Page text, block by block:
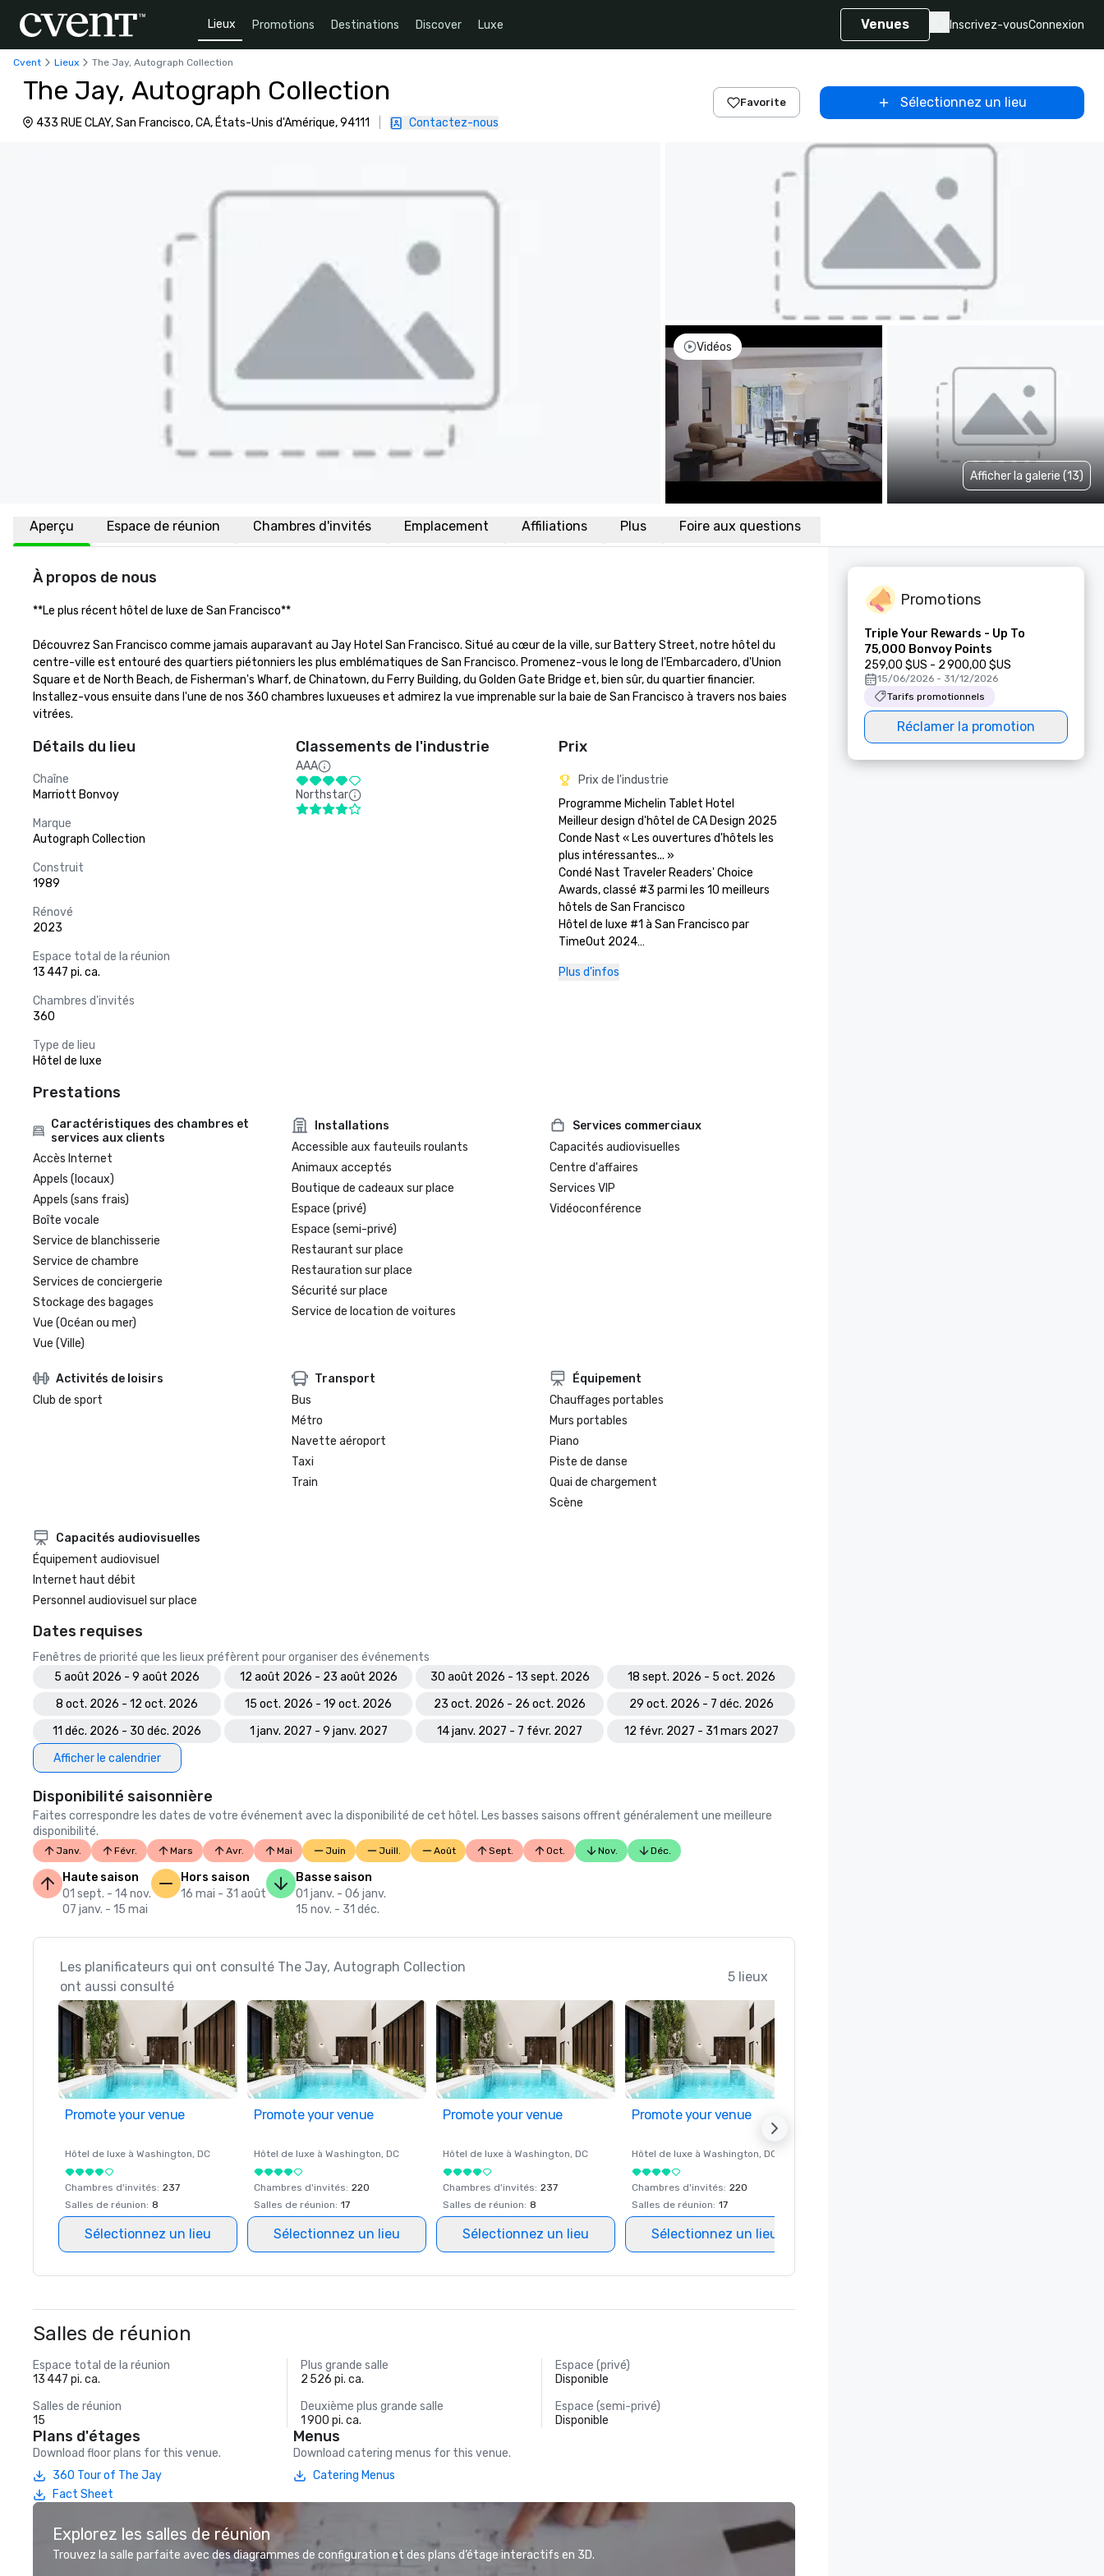
Lieux Promotions Destinations Discover Luxe Venues Inscrivez-vousConnexion
Cvent Lieux The Jay, Autograph Collection
The Jay, Autograph Collection
433 RUE CLAY, San Francisco, CA, États-Unis d'Amérique, 94111 Contactez-nous
Favorite Sélectionnez un lieu
Vidéos
Afficher la galerie (13)
Aperçu Espace de réunion Chambres d'invités Emplacement Affiliations Plus Foire aux questions
À propos de nous
**Le plus récent hôtel de luxe de San Francisco**
Découvrez San Francisco comme jamais auparavant au Jay Hotel San Francisco. Situé au cœur de la ville, sur Battery Street, notre hôtel du
centre-ville est entouré des quartiers piétonniers les plus emblématiques de San Francisco. Promenez-vous le long de l'Embarcadero, d'Union
Square et de North Beach, de Fisherman's Wharf, de Chinatown, du Ferry Building, du Golden Gate Bridge et, bien sûr, du quartier financier.
Installez-vous ensuite dans l'une de nos 360 chambres luxueuses et admirez la vue imprenable sur la baie de San Francisco à travers nos baies
vitrées.
Détails du lieu
Chaîne
Marriott Bonvoy
Marque
Autograph Collection
Construit
1989
Rénové
2023
Espace total de la réunion
13 447 pi. ca.
Chambres d'invités
360
Type de lieu
Hôtel de luxe
Classements de l'industrie
AAA
Northstar
Prix
Prix de l'industrie
Programme Michelin Tablet Hotel
Meilleur design d'hôtel de CA Design 2025
Conde Nast « Les ouvertures d'hôtels les
plus intéressantes... »
Condé Nast Traveler Readers' Choice
Awards, classé #3 parmi les 10 meilleurs
hôtels de San Francisco
Hôtel de luxe #1 à San Francisco par
TimeOut 2024
Plus d'infos
Prestations
Caractéristiques des chambres et
services aux clients
Accès Internet
Appels (locaux)
Appels (sans frais)
Boîte vocale
Service de blanchisserie
Service de chambre
Services de conciergerie
Stockage des bagages
Vue (Océan ou mer)
Vue (Ville)
Installations
Accessible aux fauteuils roulants
Animaux acceptés
Boutique de cadeaux sur place
Espace (privé)
Espace (semi-privé)
Restaurant sur place
Restauration sur place
Sécurité sur place
Service de location de voitures
Services commerciaux
Capacités audiovisuelles
Centre d'affaires
Services VIP
Vidéoconférence
Activités de loisirs
Club de sport
Transport
Bus
Métro
Navette aéroport
Taxi
Train
Équipement
Chauffages portables
Murs portables
Piano
Piste de danse
Quai de chargement
Scène
Capacités audiovisuelles
Équipement audiovisuel
Internet haut débit
Personnel audiovisuel sur place
Dates requises
Fenêtres de priorité que les lieux préfèrent pour organiser des événements
5 août 2026 - 9 août 2026
12 août 2026 - 23 août 2026 30 août 2026 - 13 sept. 2026
18 sept. 2026 - 5 oct. 2026
8 oct. 2026 - 12 oct. 2026
15 oct. 2026 - 19 oct. 2026 23 oct. 2026 - 26 oct. 2026
29 oct. 2026 - 7 déc. 2026
11 déc. 2026 - 30 déc. 2026
1 janv. 2027 - 9 janv. 2027 14 janv. 2027 - 7 févr. 2027
12 févr. 2027 - 31 mars 2027
Afficher le calendrier
Disponibilité saisonnière
Faites correspondre les dates de votre événement avec la disponibilité de cet hôtel. Les basses saisons offrent généralement une meilleure
disponibilité.
Janv. Févr. Mars Avr. Mai Juin Juill. Août Sept. Oct. Nov. Déc.
Haute saison
01 sept. - 14 nov.
07 janv. - 15 mai
Hors saison
16 mai - 31 août
Basse saison
01 janv. - 06 janv.
15 nov. - 31 déc.
Les planificateurs qui ont consulté The Jay, Autograph Collection
ont aussi consulté
5 lieux
Promote your venue
Hôtel de luxe à Washington, DC
Chambres d'invités: 237
Salles de réunion: 8
Sélectionnez un lieu
Promote your venue
Hôtel de luxe à Washington, DC
Chambres d'invités: 220
Salles de réunion: 17
Sélectionnez un lieu
Promote your venue
Hôtel de luxe à Washington, DC
Chambres d'invités: 237
Salles de réunion: 8
Sélectionnez un lieu
Promote your venue
Hôtel de luxe à Washington, DC
Chambres d'invités: 220
Salles de réunion: 17
Sélectionnez un lieu
Salles de réunion
Espace total de la réunion
13 447 pi. ca.
Plus grande salle
2 526 pi. ca.
Espace (privé)
Disponible
Salles de réunion
15
Deuxième plus grande salle
1 900 pi. ca.
Espace (semi-privé)
Disponible
Plans d'étages
Download floor plans for this venue.
360 Tour of The Jay
Fact Sheet
Menus
Download catering menus for this venue.
Catering Menus
Explorez les salles de réunion
Trouvez la salle parfaite avec des diagrammes de configuration et des plans d’étage interactifs en 3D.
Promotions
Triple Your Rewards - Up To
75,000 Bonvoy Points
259,00 $US - 2 900,00 $US
15/06/2026 - 31/12/2026
Tarifs promotionnels
Réclamer la promotion